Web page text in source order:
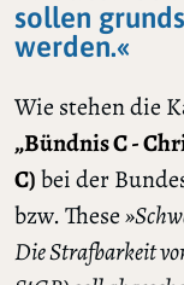
sollen
werden.«
Wie stehen die
„Bündnis C -
C)bei der
bzw. These
Die Strafbarkeit